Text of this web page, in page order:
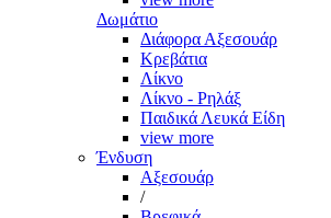
Δωμάτιο
Διάφορα Αξεσουάρ
Κρεβάτια
Λίκνο
Λίκνο - Ρηλάξ
Παιδικά Λευκά Είδη
view more
Ένδυση
Αξεσουάρ
/